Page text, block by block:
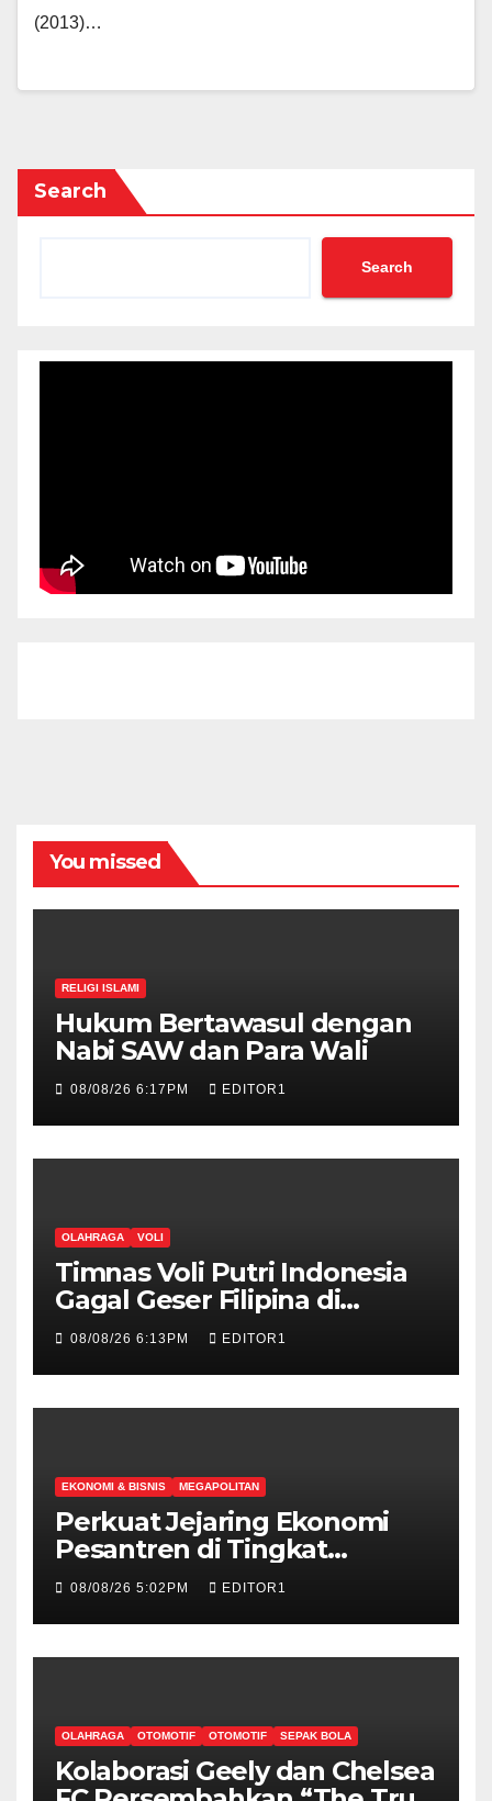
(2013)…
Search
Search
You missed
RELIGI ISLAMI
Hukum Bertawasul dengan
Nabi SAW dan Para Wali
08/08/26 6:17PM EDITOR1
OLAHRAGA VOLI
Timnas Voli Putri Indonesia
Gagal Geser Filipina di
Klasemen Sementara SEA V
Cup Putri 2026, Usai Dihajar
Thailand 3-0
08/08/26 6:13PM EDITOR1
EKONOMI & BISNIS MEGAPOLITAN
Perkuat Jejaring Ekonomi
Pesantren di Tingkat
Internasional, Hibitren Jaktim
dan PCI Malaysia Teken MoU
08/08/26 5:02PM EDITOR1
OLAHRAGA OTOMOTIF OTOMOTIF SEPAK BOLA
Kolaborasi Geely dan Chelsea